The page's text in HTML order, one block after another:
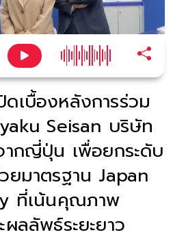
เบื้องหลังการร่วม
Seisan บริษัท
ากญี่ปุ่น เพื่อยกระดับ
ยมาตรฐาน Japan
ที่เน้นคุณภาพ
ผลลัพธ์ระยะยาว